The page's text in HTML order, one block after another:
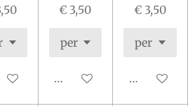
€ 3,50
In winkelwagen
€ 3,50
In